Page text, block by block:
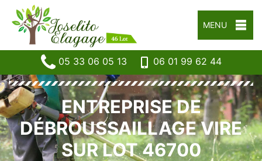
MENU
05 33 06 05 13 06 01 99 62 44
ENTREPRISE DE
DÉBROUSSAILLAGE VIRE
SUR LOT 46700